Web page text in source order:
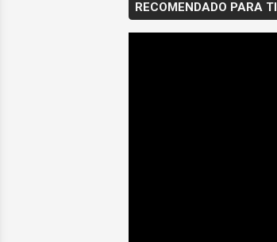
RECOMENDADO PARA TI